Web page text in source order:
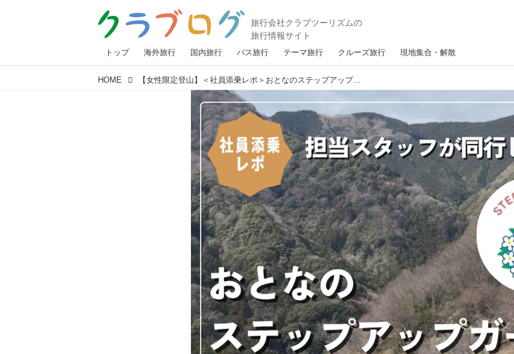
トップ 海外旅行 国内旅行 バス旅行 テーマ旅行 クルーズ旅行 現地集合・解散
HOME 【女性限定登山】＜社員添乗レポ＞おとなのステップアップガールズ 第6回 幕山～南郷山（まくやま～なんごうさん）